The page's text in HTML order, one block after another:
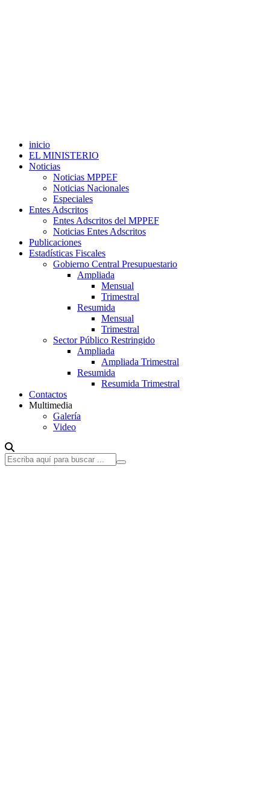
inicio
EL MINISTERIO
Noticias
Noticias MPPEF
Noticias Nacionales
Especiales
Entes Adscritos
Entes Adscritos del MPPEF
Noticias Entes Adscritos
Publicaciones
Estadísticas Fiscales
Gobierno Central Presupuestario
Ampliada
Mensual
Trimestral
Resumida
Mensual
Trimestral
Sector Público Restringido
Ampliada
Ampliada Trimestral
Resumida
Resumida Trimestral
Contactos
Multimedia
Galería
Video